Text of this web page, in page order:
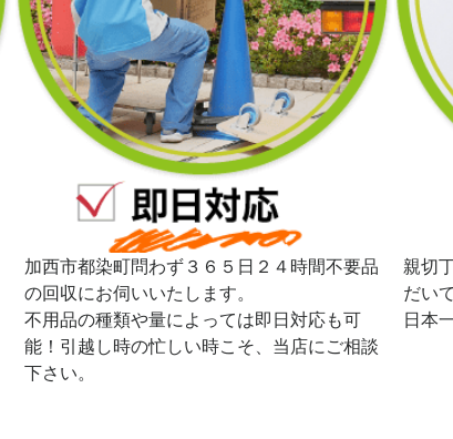
加西市都染町問わず３６５日２４時間不要品
の回収にお伺いいたします。
不用品の種類や量によっては即日対応も可
能！引越し時の忙しい時こそ、当店にご相談
下さい。
親切
だい
日本